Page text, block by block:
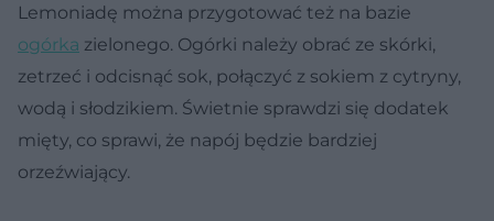
Lemoniadę można przygotować też na bazie
ogórka zielonego. Ogórki należy obrać ze skórki,
zetrzeć i odcisnąć sok, połączyć z sokiem z cytryny,
wodą i słodzikiem. Świetnie sprawdzi się dodatek
mięty, co sprawi, że napój będzie bardziej
orzeźwiający.